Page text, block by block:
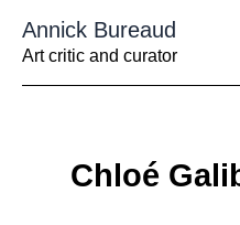
contenu
Annick Bureaud
Art critic and curator
Chloé